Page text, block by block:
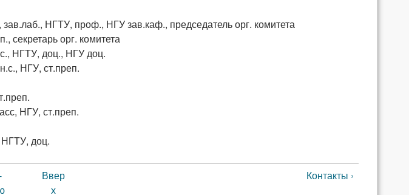
зав.лаб., НГТУ, проф., НГУзав.каф., председатель орг. комитета
орг. комитета
НГТУ, доц., НГУдоц.
НГУ, ст.преп.
НГУ, ст.преп.
доц.
Ввер
х
Контакты ›